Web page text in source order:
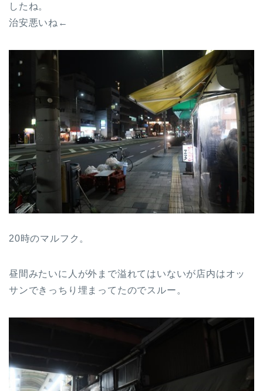
したね。
治安悪いね←
20時のマルフク。
昼間みたいに人が外まで溢れてはいないが店内はオッ
サンできっちり埋まってたのでスルー。